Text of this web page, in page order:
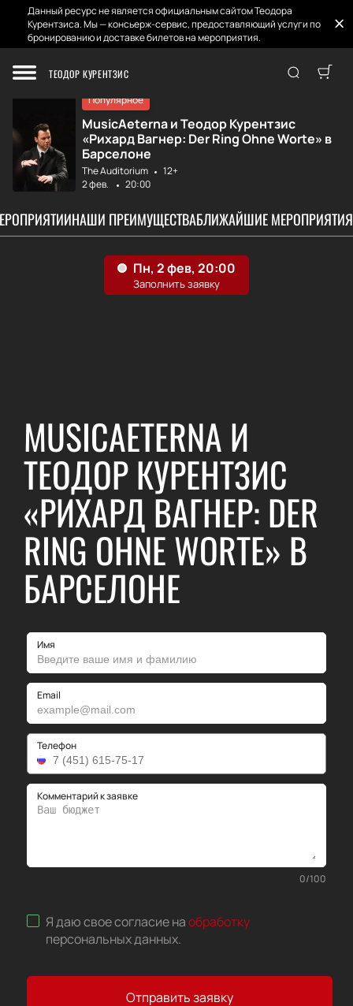
Данный ресурс не является официальным сайтом Теодора
Курентзиса. Мы — консьерж-сервис, предоставляющий услуги по
бронированию и доставке билетов на мероприятия.
ТЕОДОР КУРЕНТЗИС
Главная Афиша и Билеты
Популярное
MusicAeterna и Теодор Курентзис
«Рихард Вагнер: Der Ring Ohne Worte» в
Барселоне
The Auditorium
12+
2 фев.
20:00
НАШИ ПРЕИМУЩЕСТВАБЛИЖАЙШИЕ МЕРОПРИЯТИЯ
MUSICAETERNA И
ТЕОДОР КУРЕНТЗИС
«РИХАРД ВАГНЕР: DER
RING OHNE WORTE» В
БАРСЕЛОНЕ
Имя
Email
Телефон
Комментарий к заявке
0/100
Я даю свое согласие наобработку
персональных данных.
Отправить заявку